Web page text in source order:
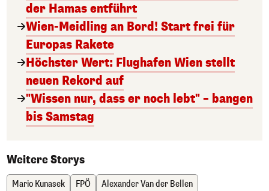
der Hamas entführt
Wien-Meidling an Bord! Start frei für
Europas Rakete
Höchster Wert: Flughafen Wien stellt
neuen Rekord auf
"Wissen nur, dass er noch lebt" – bangen
bis Samstag
Weitere Storys
Mario Kunasek FPÖ
Alexander Van der Bellen